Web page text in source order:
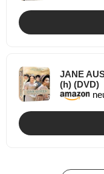
JANE
(h) (DVD)